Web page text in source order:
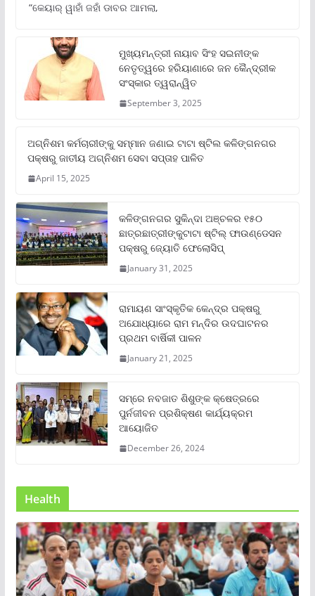
“କେୟାର୍ ୱାହାଁ ଜହାଁ ଡାବର ଆମଲା,
ମୁଖ୍ୟମନ୍ତ୍ରୀ ନାୟାବ ସିଂହ ସଇନୀଙ୍କ
ନେତୃତ୍ୱରେ ହରିୟାଣାରେ ଜନ କୈନ୍ଦ୍ରୀକ
ସଂସ୍କାର ତ୍ୱରାନ୍ୱିତ
September 3, 2025
ଅଗ୍ନିଶମ କର୍ମଚାରୀଙ୍କୁ ସମ୍ମାନ ଜଣାଇ ଟାଟା ଷ୍ଟିଲ କଳିଙ୍ଗନଗର
ପକ୍ଷରୁ ଜାତୀୟ ଅଗ୍ନିଶମ ସେବା ସପ୍ତାହ ପାଳିତ
April 15, 2025
କଳିଙ୍ଗନଗର ସୁକିନ୍ଦା ଅଞ୍ଚଳର ୧୫୦
ଛାତ୍ରଛାତ୍ରୀଙ୍କୁଟାଟା ଷ୍ଟିଲ୍ ଫାଉଣ୍ଡେସନ
ପକ୍ଷରୁ ଜ୍ୟୋତି ଫେଲୋସିପ୍‌
January 31, 2025
ରାମାୟଣ ସାଂସ୍କୃତିକ କେନ୍ଦ୍ର ପକ୍ଷରୁ
ଅଯୋଧ୍ୟାରେ ରାମ ମନ୍ଦିର ଉଦଘାଟନର
ପ୍ରଥମ ବାର୍ଷିକୀ ପାଳନ
January 21, 2025
ସମ୍‌ରେ ନବଜାତ ଶିଶୁଙ୍କ କ୍ଷେତ୍ରରେ
ପୁର୍ନଜୀବନ ପ୍ରଶିକ୍ଷଣ କାର୍ଯ୍ୟକ୍ରମ
ଆୟୋଜିତ
December 26, 2024
Health